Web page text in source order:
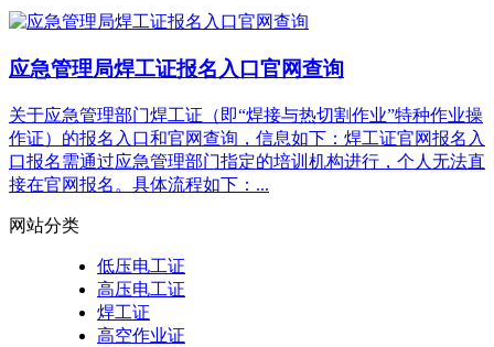
应急管理局焊工证报名入口官网查询
关于应急管理部门焊工证（即“焊接与热切割作业”特种作业操
作证）的报名入口和官网查询，信息如下：焊工证官网报名入
口‌报名需通过‌应急管理部门指定的培训机构‌进行，个人无法直
接在官网报名。具体流程如下：‌...
网站分类
低压电工证
高压电工证
焊工证
高空作业证